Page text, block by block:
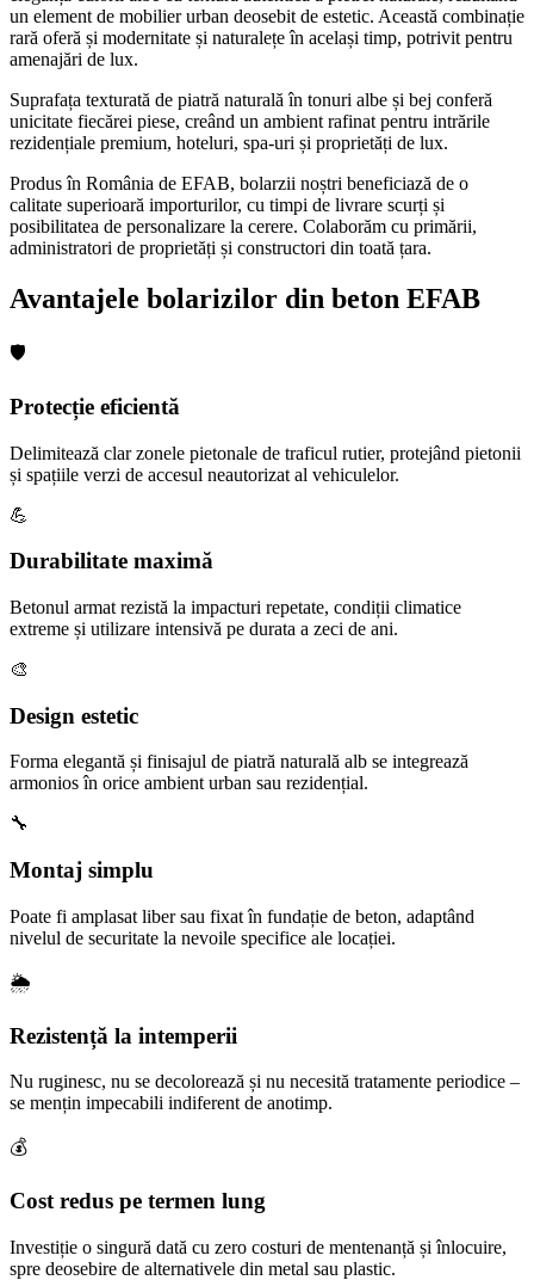
un element de mobilier urban deosebit de estetic. Această combinație
rară oferă și modernitate și naturalețe în același timp, potrivit pentru
amenajări de lux.
Suprafața texturată de piatră naturală în tonuri albe și bej conferă
unicitate fiecărei piese, creând un ambient rafinat pentru intrările
rezidențiale premium, hoteluri, spa-uri și proprietăți de lux.
Produs în România de EFAB, bolarzii noștri beneficiază de o
calitate superioară importurilor, cu timpi de livrare scurți și
posibilitatea de personalizare la cerere. Colaborăm cu primării,
administratori de proprietăți și constructori din toată țara.
Avantajele bolarizilor din beton EFAB
🛡️
Protecție eficientă
Delimitează clar zonele pietonale de traficul rutier, protejând pietonii
și spațiile verzi de accesul neautorizat al vehiculelor.
💪
Durabilitate maximă
Betonul armat rezistă la impacturi repetate, condiții climatice
extreme și utilizare intensivă pe durata a zeci de ani.
🎨
Design estetic
Forma elegantă și finisajul de piatră naturală alb se integrează
armonios în orice ambient urban sau rezidențial.
🔧
Montaj simplu
Poate fi amplasat liber sau fixat în fundație de beton, adaptând
nivelul de securitate la nevoile specifice ale locației.
🌦️
Rezistență la intemperii
Nu ruginesc, nu se decolorează și nu necesită tratamente periodice –
se mențin impecabili indiferent de anotimp.
💰
Cost redus pe termen lung
Investiție o singură dată cu zero costuri de mentenanță și înlocuire,
spre deosebire de alternativele din metal sau plastic.